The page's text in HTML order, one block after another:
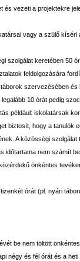
vezeti a projektekre
vagy a szülő
szolgálat keretében 50
feldolgozására
szervezésében és
10 órát pedig
például: iskolatársak
biztosít, hogy a tanulók
A közösségi
időtartama nem számít
önkéntes
órát (pl. nyári
be nem töltött
négy és fél órát és a heti